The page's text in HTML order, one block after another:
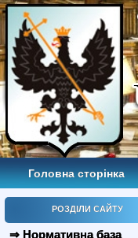
Головна сторінка
РОЗДІЛИ САЙТУ
⇒ Нормативна база